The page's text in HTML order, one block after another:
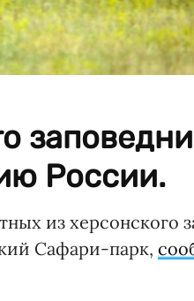
России.
из херсонского
Сафари-парк,